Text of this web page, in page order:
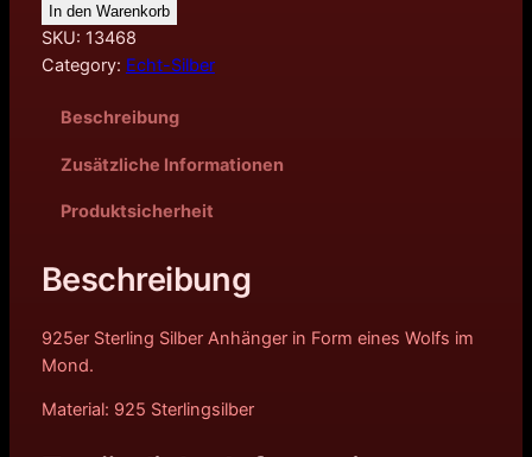
In den Warenkorb
SKU: 13468
Category: Echt-Silber
Beschreibung
Zusätzliche Informationen
Produktsicherheit
Beschreibung
925er Sterling Silber Anhänger in Form eines Wolfs im
Mond.
Material: 925 Sterlingsilber